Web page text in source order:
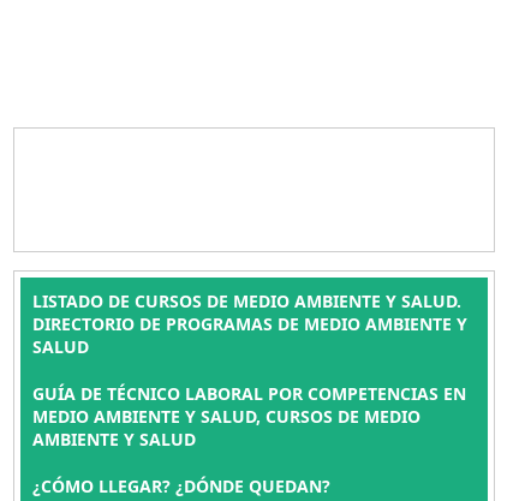
LISTADO DE CURSOS DE MEDIO AMBIENTE Y SALUD.
DIRECTORIO DE PROGRAMAS DE MEDIO AMBIENTE Y
SALUD
GUÍA DE TÉCNICO LABORAL POR COMPETENCIAS EN
MEDIO AMBIENTE Y SALUD, CURSOS DE MEDIO
AMBIENTE Y SALUD
¿CÓMO LLEGAR? ¿DÓNDE QUEDAN?